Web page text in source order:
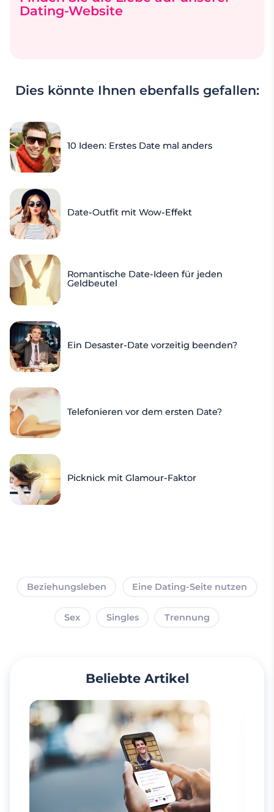
Dating-Website
Dies könnte Ihnen ebenfalls gefallen:
10 Ideen: Erstes Date mal anders
Date-Outfit mit Wow-Effekt
Romantische Date-Ideen für jeden
Geldbeutel
Ein Desaster-Date vorzeitig beenden?
Telefonieren vor dem ersten Date?
Picknick mit Glamour-Faktor
Beziehungsleben Eine Dating-Seite nutzen
Sex Singles Trennung
Beliebte Artikel